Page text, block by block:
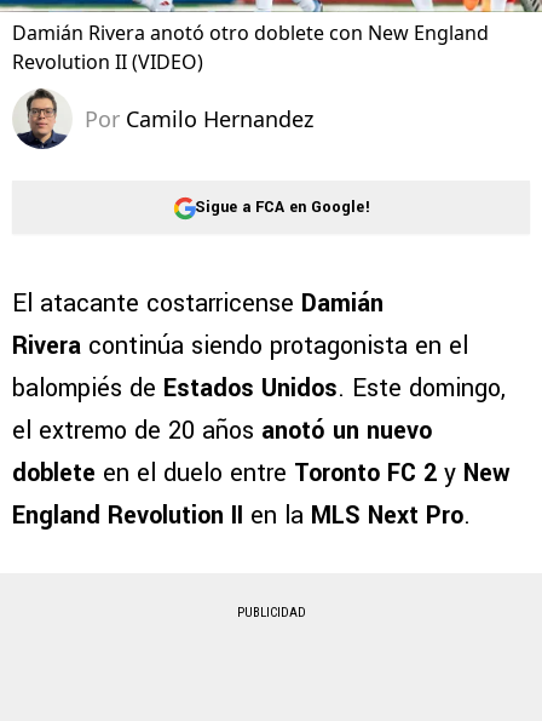
Damián Rivera anotó otro doblete con New England
Revolution II (VIDEO)
Por Camilo Hernandez
Sigue a FCA en Google!
El atacante costarricense Damián
Rivera continúa siendo protagonista en el
balompiés de Estados Unidos. Este domingo,
el extremo de 20 años anotó un nuevo
doblete en el duelo entre Toronto FC 2 y New
England Revolution II en la MLS Next Pro.
PUBLICIDAD